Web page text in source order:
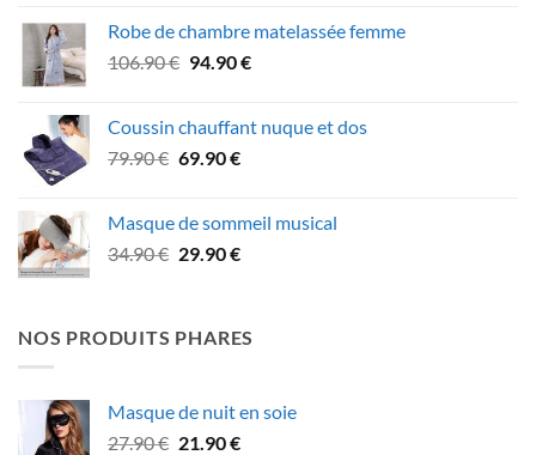
49.90 €
Robe de chambre matelassée femme
106.90€ Le
était :
106.90 €.
94.90€Le
est :
Coussin chauffant nuque et dos
79.90€ Le
était :
79.90 €.
69.90€Le
est :
69.90 €.
Masque de sommeil musical
34.90€ Le
était :
34.90 €.
29.90€Le
est :
29.90 €.
NOS PRODUITS PHARES
Masque de nuit en soie
27.90€ Le
21.90€Le